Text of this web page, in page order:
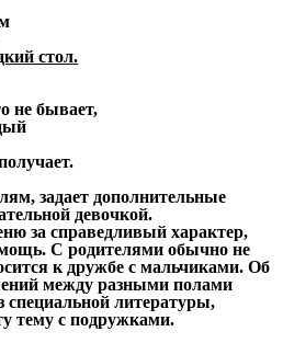
стол.
бывает,
задает дополнительные
девочкой.
за справедливый характер,
С родителями обычно не
к дружбе с мальчиками. Об
между разными полами
специальной литературы,
тему с подружками.